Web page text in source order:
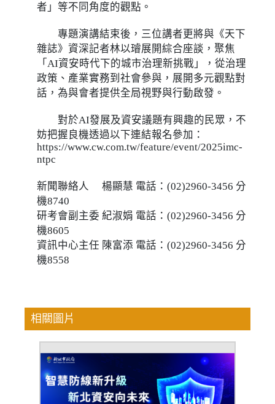
者」等不同角度的觀點。
專題演講結束後，三位講者更將與《天下
雜誌》資深記者林以璿展開綜合座談，聚焦
「AI資安時代下的城市治理新挑戰」，從治理
政策、產業實務到社會參與，展開多元觀點對
話，為與會者提供全局視野與行動啟發。
對於AI發展及資安議題有興趣的民眾，不
妨把握良機透過以下連結報名參加：
https://www.cw.com.tw/feature/event/2025imc-
ntpc
新聞聯絡人 楊顯慧 電話：(02)2960-3456 分
機8740
研考會副主委 紀淑娟 電話：(02)2960-3456 分
機8605
資訊中心主任 陳富添 電話：(02)2960-3456 分
機8558
相關圖片